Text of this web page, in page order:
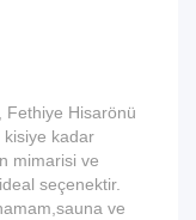
Fethiye Hisarönü
kisiye kadar
mimarisi ve
seçenektir.
ve